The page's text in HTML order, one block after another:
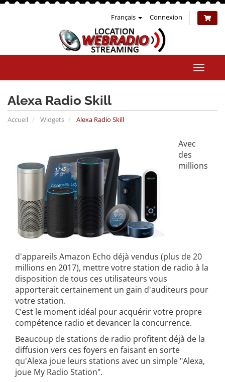
Français Connexion
la
Alexa Radio Skill
Accueil Widgets Alexa Radio Skill
Avec
des
millions
d'appareils Amazon Echo déjà vendus (plus de 20
millions en 2017), mettre votre station de radio à la
disposition de tous ces utilisateurs vous
apporterait certainement un gain d'auditeurs pour
votre station.
C’est le moment idéal pour acquérir votre propre
compétence radio et devancer la concurrence.
Beaucoup de stations de radio profitent déjà de la
diffusion vers ces foyers en faisant en sorte
qu'Alexa joue leurs stations avec un simple "Alexa,
joue My Radio Station".